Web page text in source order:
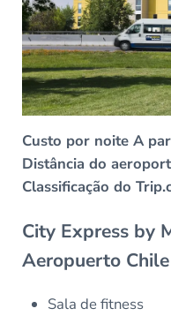
Custo por noite A
Distância do
Classificação do
City Express by
Aeropuerto
Sala de fitness